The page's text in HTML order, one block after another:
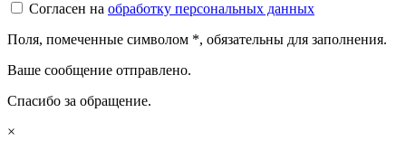
Согласен на обработку персональных данных
Поля, помеченные символом *, обязательны для заполнения.
Ваше сообщение отправлено.
Спасибо за обращение.
×